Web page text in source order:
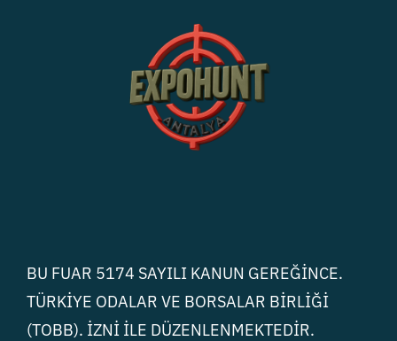
BU FUAR 5174 SAYILI KANUN GEREĞİNCE.
TÜRKİYE ODALAR VE BORSALAR BİRLİĞİ
(TOBB). İZNİ İLE DÜZENLENMEKTEDİR.